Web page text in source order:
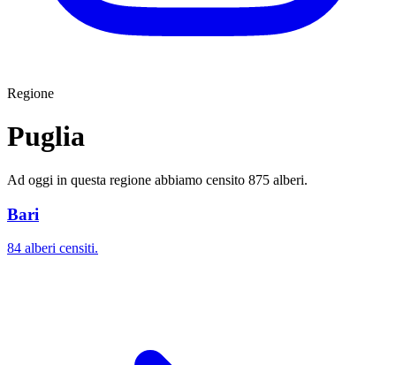
Regione
Puglia
Ad oggi in questa regione abbiamo censito 875 alberi.
Bari
84 alberi censiti.